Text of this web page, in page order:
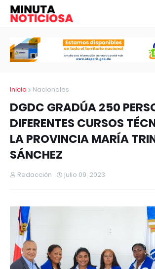
Inicio Nacionales
DGDC GRADÚA 250
DIFERENTES CURSOS
LA PROVINCIA MARÍA
SÁNCHEZ
Redacción julio 09, 2023